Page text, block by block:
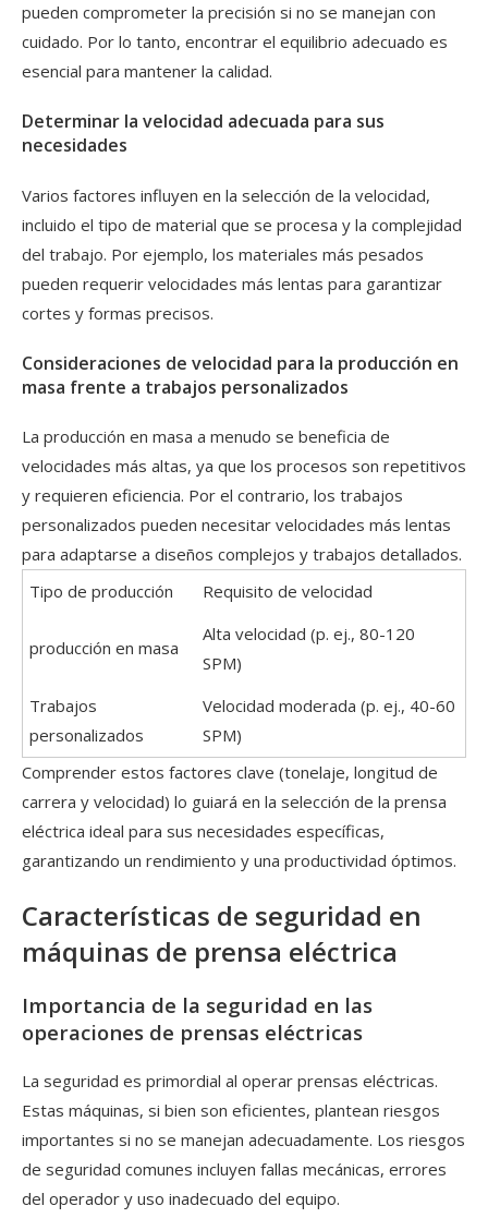
pueden comprometer la precisión si no se manejan con
cuidado. Por lo tanto, encontrar el equilibrio adecuado es
esencial para mantener la calidad.
Determinar la velocidad adecuada para sus
necesidades
Varios factores influyen en la selección de la velocidad,
incluido el tipo de material que se procesa y la complejidad
del trabajo. Por ejemplo, los materiales más pesados ​​
pueden requerir velocidades más lentas para garantizar
cortes y formas precisos.
Consideraciones de velocidad para la producción en
masa frente a trabajos personalizados
La producción en masa a menudo se beneficia de
velocidades más altas, ya que los procesos son repetitivos
y requieren eficiencia. Por el contrario, los trabajos
personalizados pueden necesitar velocidades más lentas
para adaptarse a diseños complejos y trabajos detallados.
Tipo de producción
Requisito de velocidad
producción en masa
Alta velocidad (p. ej., 80-120
SPM)
Trabajos
personalizados
Velocidad moderada (p. ej., 40-60
SPM)
Comprender estos factores clave (tonelaje, longitud de
carrera y velocidad) lo guiará en la selección de la prensa
eléctrica ideal para sus necesidades específicas,
garantizando un rendimiento y una productividad óptimos.
Características de seguridad en
máquinas de prensa eléctrica
Importancia de la seguridad en las
operaciones de prensas eléctricas
La seguridad es primordial al operar prensas eléctricas.
Estas máquinas, si bien son eficientes, plantean riesgos
importantes si no se manejan adecuadamente. Los riesgos
de seguridad comunes incluyen fallas mecánicas, errores
del operador y uso inadecuado del equipo.